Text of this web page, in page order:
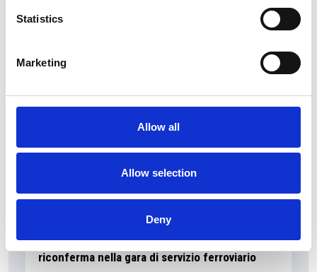
Statistics
Marketing
Allow all
Allow selection
Deny
Repubblica Ceca
La società pubblica České dráhy verso la
riconferma nella gara di servizio ferroviario